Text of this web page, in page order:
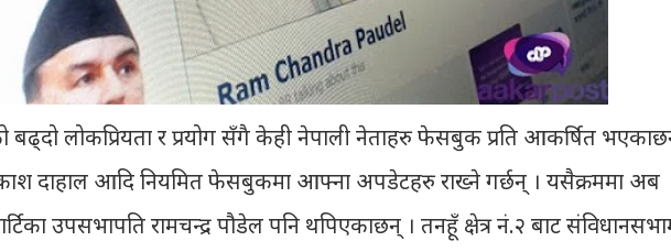
बढ्दो लोकप्रियता र प्रयोग सँगै केही नेपाली नेताहरु फेसबुक प्रति आकर्षित
दाहाल आदि नियमित फेसबुकमा आफ्ना अपडेटहरु राख्ने गर्छन् । यसैक्रममा अब
उपसभापति रामचन्द्र पौडेल पनि थपिएकाछन् । तनहूँ क्षेत्र नं.२ बाट